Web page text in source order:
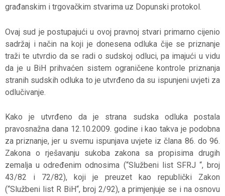
građanskim i trgovačkim stvarima uz Dopunski protokol.
Ovaj sud je postupajući u ovoj pravnoj stvari primarno cijenio
sadržaj i način na koji je donesena odluka čije se priznanje
traži te utvrdio da se radi o sudskoj odluci, pa imajući u vidu
da je u BiH prihvaćen sistem ograničene kontrole priznanja
stranih sudskih odluka to je utvrđeno da su ispunjeni uvjeti za
odlučivanje.
Kako je utvrđeno da je strana sudska odluka postala
pravosnažna dana 12.10.2009. godine i kao takva je podobna
za priznanje, jer u svemu ispunjava uvjete iz člana 86. do 96.
Zakona o rješavanju sukoba zakona sa propisima drugih
zemalja u određenim odnosima (“Službeni list SFRJ “, broj
43/82 i 72/82), koji je preuzet kao republički Zakon
(“Službeni list R BiH“, broj 2/92), a primjenjuje se i na osnovu